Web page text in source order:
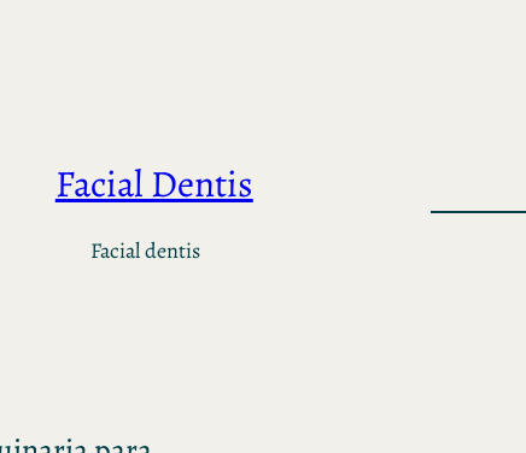
Facial Dentis
Facial dentis